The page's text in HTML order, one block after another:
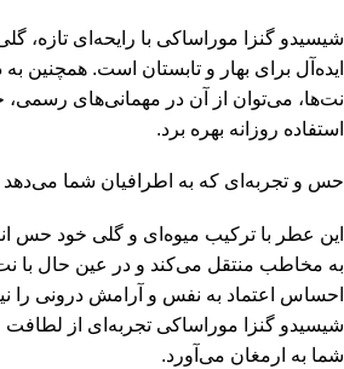
شیسیدو گنزا موراساکی با رایحه‌ای تازه،
ایده‌آل برای بهار و تابستان است. همچنین
نت‌ها، می‌توان از آن در مهمانی‌های
استفاده روزانه بهره برد.
حس و تجربه‌ای که به اطرافیان شما می‌دهد
این عطر با ترکیب میوه‌ای و گلی خود حس
به مخاطب منتقل می‌کند و در عین حال با
احساس اعتماد به نفس و آرامش درونی را
شیسیدو گنزا موراساکی تجربه‌ای از لطافت
شما به ارمغان می‌آورد.